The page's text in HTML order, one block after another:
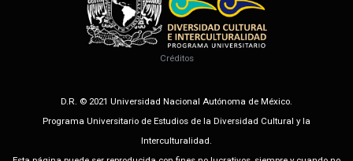
Créditos
D.R. © 2021 Universidad Nacional Autónoma de México.
Programa Universitario de Estudios de la Diversidad Cultural y la
Interculturalidad.